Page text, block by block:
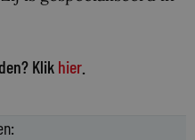
Klik hier